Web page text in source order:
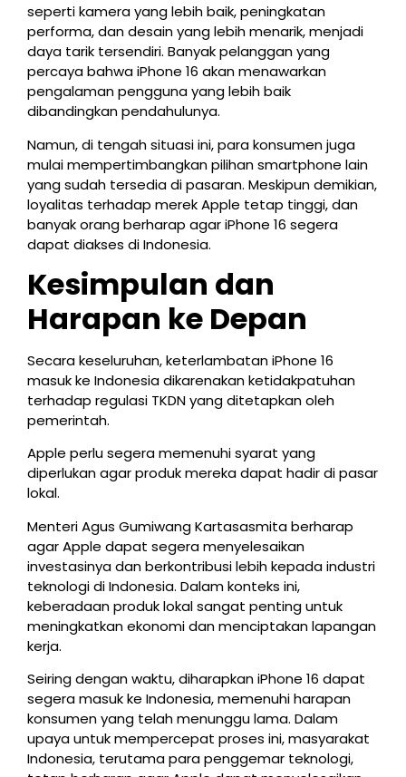
seperti kamera yang lebih baik, peningkatan
performa, dan desain yang lebih menarik, menjadi
daya tarik tersendiri. Banyak pelanggan yang
percaya bahwa iPhone 16 akan menawarkan
pengalaman pengguna yang lebih baik
dibandingkan pendahulunya.
Namun, di tengah situasi ini, para konsumen juga
mulai mempertimbangkan pilihan smartphone lain
yang sudah tersedia di pasaran. Meskipun demikian,
loyalitas terhadap merek Apple tetap tinggi, dan
banyak orang berharap agar iPhone 16 segera
dapat diakses di Indonesia.
Kesimpulan dan
Harapan ke Depan
Secara keseluruhan, keterlambatan iPhone 16
masuk ke Indonesia dikarenakan ketidakpatuhan
terhadap regulasi TKDN yang ditetapkan oleh
pemerintah.
Apple perlu segera memenuhi syarat yang
diperlukan agar produk mereka dapat hadir di pasar
lokal.
Menteri Agus Gumiwang Kartasasmita berharap
agar Apple dapat segera menyelesaikan
investasinya dan berkontribusi lebih kepada industri
teknologi di Indonesia. Dalam konteks ini,
keberadaan produk lokal sangat penting untuk
meningkatkan ekonomi dan menciptakan lapangan
kerja.
Seiring dengan waktu, diharapkan iPhone 16 dapat
segera masuk ke Indonesia, memenuhi harapan
konsumen yang telah menunggu lama. Dalam
upaya untuk mempercepat proses ini, masyarakat
Indonesia, terutama para penggemar teknologi,